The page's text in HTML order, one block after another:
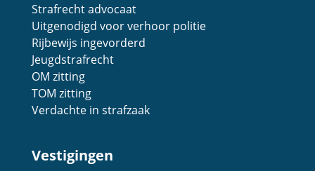
Strafrecht advocaat
Uitgenodigd voor verhoor politie
Rijbewijs ingevorderd
Jeugdstrafrecht
OM zitting
TOM zitting
Verdachte in strafzaak
Vestigingen